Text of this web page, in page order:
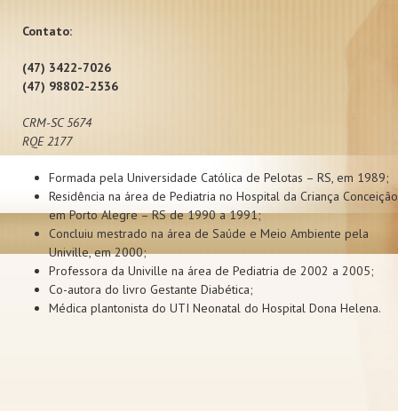
Contato:
(47) 3422-7026
(47) 98802-2536
CRM-SC 5674
RQE 2177
Formada pela Universidade Católica de Pelotas – RS, em 1989;
Residência na área de Pediatria no Hospital da Criança Conceição
em Porto Alegre – RS de 1990 a 1991;
Concluiu mestrado na área de Saúde e Meio Ambiente pela
Univille, em 2000;
Professora da Univille na área de Pediatria de 2002 a 2005;
Co-autora do livro Gestante Diabética;
Médica plantonista do UTI Neonatal do Hospital Dona Helena.